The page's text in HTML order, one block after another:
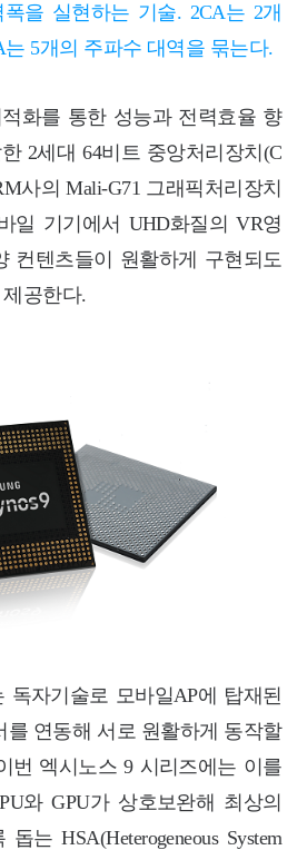
을 실현하는 기술. 2CA는 2개
5개의 주파수 대역을 묶는다.
화를 통한 성능과 전력효율 향
2세대 64비트 중앙처리장치(C
사의 Mali-G71 그래픽처리장치
일 기기에서 UHD화질의 VR영
컨텐츠들이 원활하게 구현되도
공한다.
독자기술로 모바일AP에 탑재된
를 연동해 서로 원활하게 동작할
번 엑시노스 9 시리즈에는 이를
와 GPU가 상호보완해 최상의
는 HSA(Heterogeneous System